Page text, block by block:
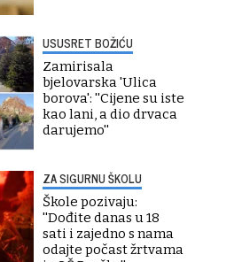
USUSRET BOŽIĆU
Zamirisala
bjelovarska 'Ulica
borova': ''Cijene su iste
kao lani, a dio drvaca
darujemo''
ZA SIGURNU ŠKOLU
Škole pozivaju:
''Dođite danas u 18
sati i zajedno s nama
odajte počast žrtvama